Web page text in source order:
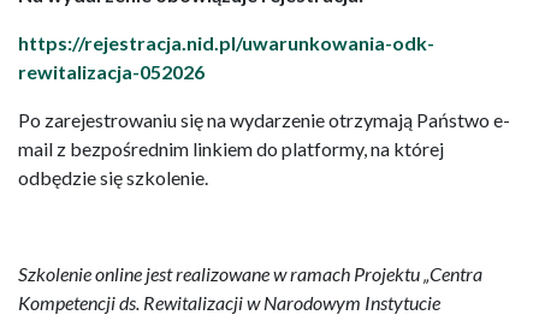
https://rejestracja.nid.pl/uwarunkowania-odk-
rewitalizacja-052026
Po zarejestrowaniu się na wydarzenie otrzymają Państwo e-
mail z bezpośrednim linkiem do platformy, na której
odbędzie się szkolenie.
Szkolenie online jest realizowane w ramach Projektu „Centra
Kompetencji ds. Rewitalizacji w Narodowym Instytucie